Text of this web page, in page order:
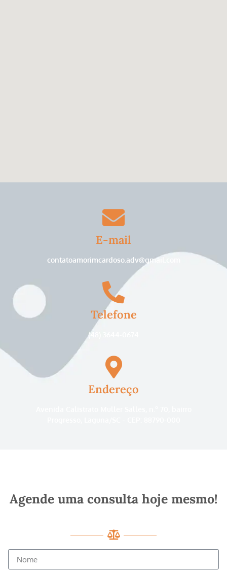
E-mail
contatoamorimcardoso.adv@gmail.com
Telefone
(48) 3644-0674
Endereço
Agende uma consulta hoje mesmo!